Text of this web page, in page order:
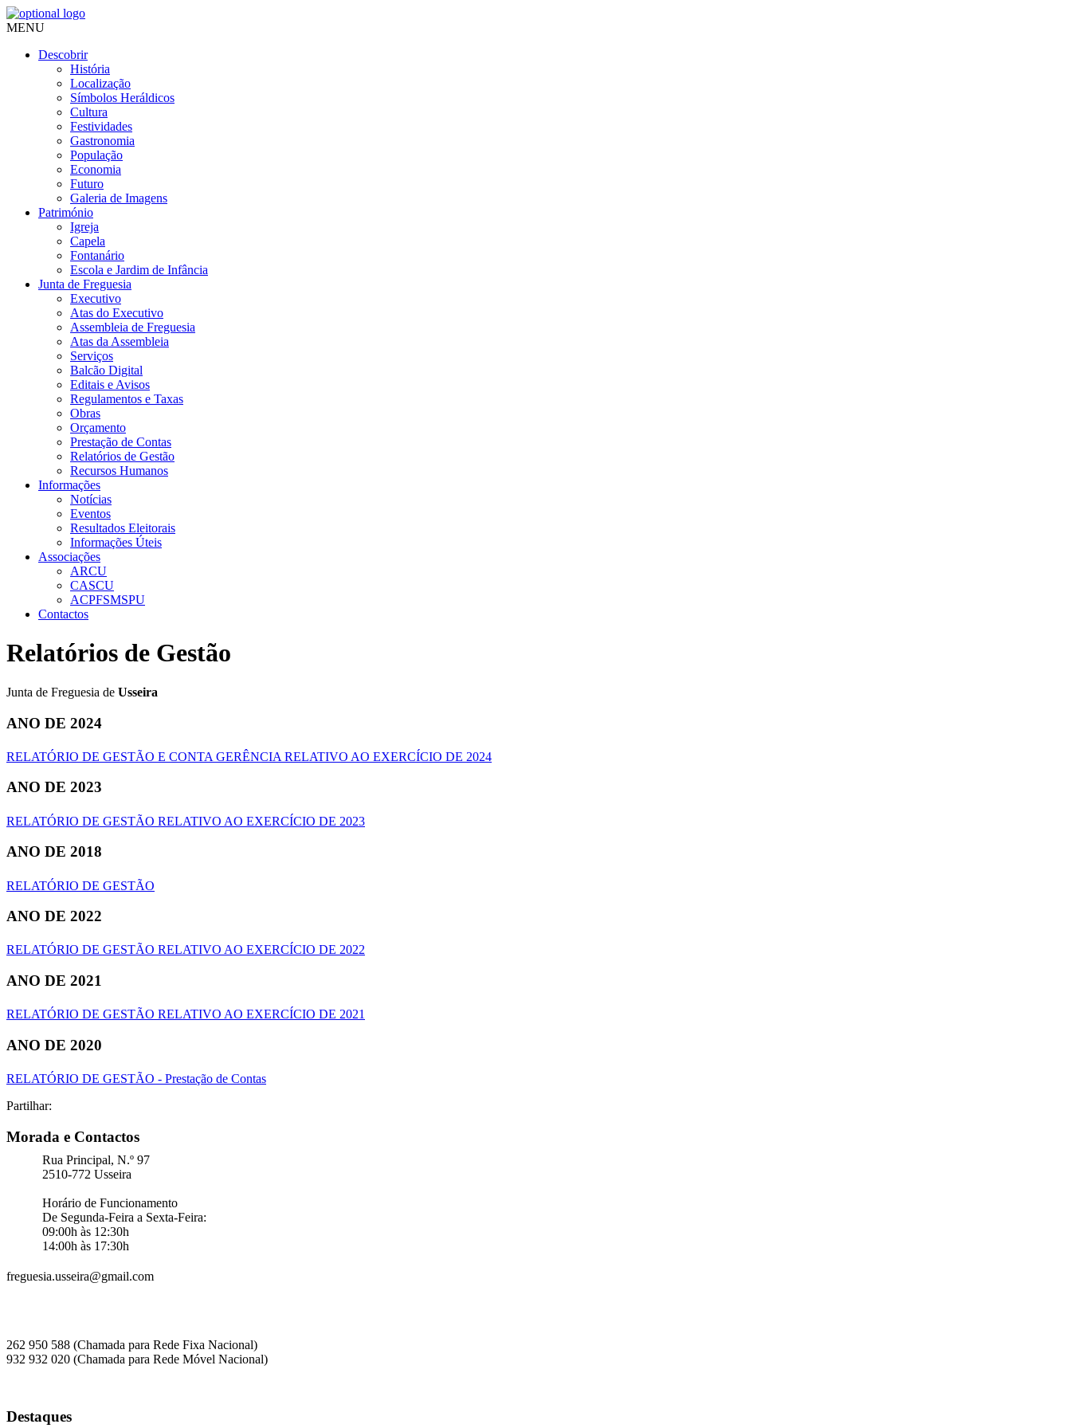
MENU
Descobrir
História
Localização
Símbolos Heráldicos
Cultura
Festividades
Gastronomia
População
Economia
Futuro
Galeria de Imagens
Património
Igreja
Capela
Fontanário
Escola e Jardim de Infância
Junta de Freguesia
Executivo
Atas do Executivo
Assembleia de Freguesia
Atas da Assembleia
Serviços
Balcão Digital
Editais e Avisos
Regulamentos e Taxas
Obras
Orçamento
Prestação de Contas
Relatórios de Gestão
Recursos Humanos
Informações
Notícias
Eventos
Resultados Eleitorais
Informações Úteis
Associações
ARCU
CASCU
ACPFSMSPU
Contactos
Relatórios de Gestão
Junta de Freguesia de Usseira
ANO DE 2024
RELATÓRIO DE GESTÃO E CONTA GERÊNCIA RELATIVO AO EXERCÍCIO DE 2024
ANO DE 2023
RELATÓRIO DE GESTÃO RELATIVO AO EXERCÍCIO DE 2023
ANO DE 2018
RELATÓRIO DE GESTÃO
ANO DE 2022
RELATÓRIO DE GESTÃO RELATIVO AO EXERCÍCIO DE 2022
ANO DE 2021
RELATÓRIO DE GESTÃO RELATIVO AO EXERCÍCIO DE 2021
ANO DE 2020
RELATÓRIO DE GESTÃO - Prestação de Contas
Partilhar:
Morada e Contactos
Rua Principal, N.º 97
2510-772 Usseira
Horário de Funcionamento
De Segunda-Feira a Sexta-Feira:
09:00h às 12:30h
14:00h às 17:30h
freguesia.usseira@gmail.com
262 950 588 (Chamada para Rede Fixa Nacional)
932 932 020 (Chamada para Rede Móvel Nacional)
Destaques